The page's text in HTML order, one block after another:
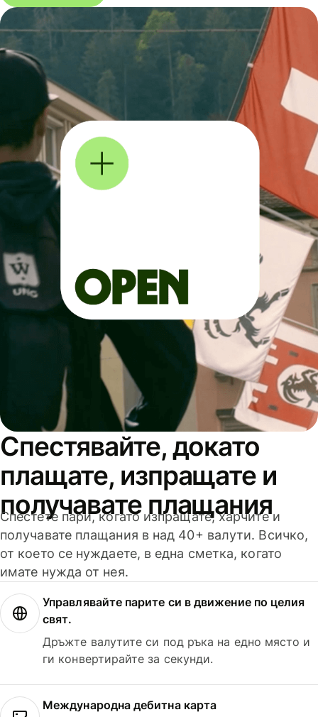
Спестявайте, докато
плащате, изпращате и
получавате плащания
Спестете пари, когато изпращате, харчите и
получавате плащания в над 40+ валути. Всичко,
от което се нуждаете, в една сметка, когато
имате нужда от нея.
Управлявайте парите си в движение по целия
свят.
Дръжте валутите си под ръка на едно място и
ги конвертирайте за секунди.
Международна дебитна карта